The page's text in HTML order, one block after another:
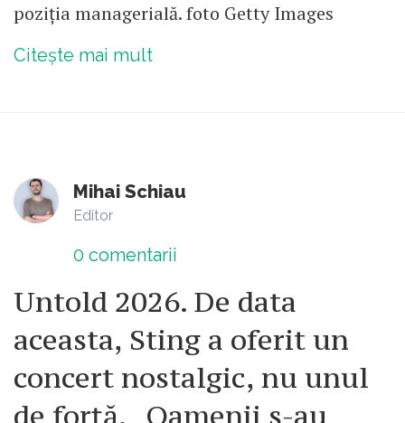
poziția managerială. foto Getty Images
Citește mai mult
Mihai Schiau
Editor
0 comentarii
Untold 2026. De data
aceasta, Sting a oferit un
concert nostalgic, nu unul